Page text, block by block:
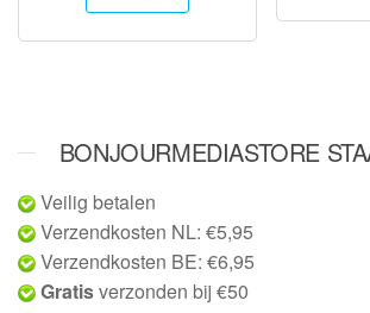
BONJOURMEDIASTORE
Veilig betalen
Verzendkosten NL: €5,95
Verzendkosten BE: €6,95
Gratisverzonden bij €50